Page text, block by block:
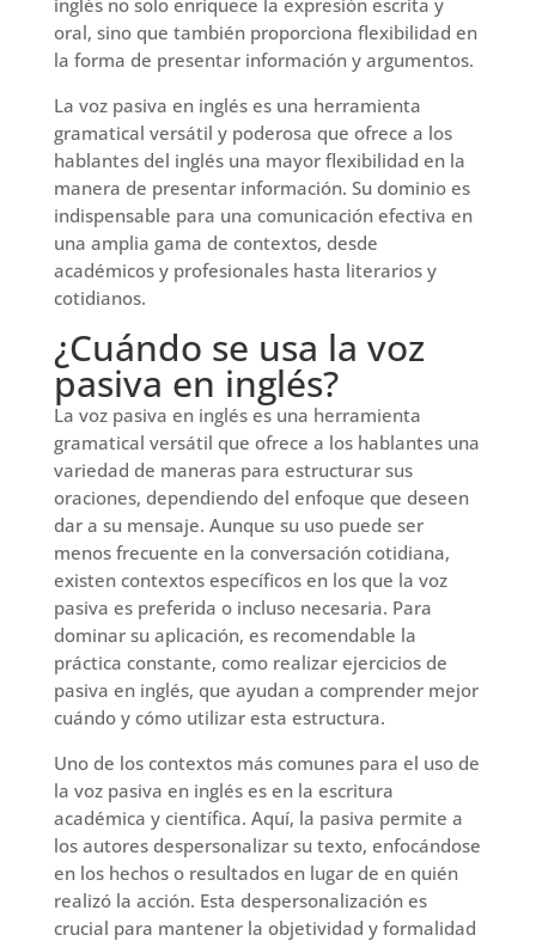
oral, sino que también proporciona flexibilidad en
la forma de presentar información y argumentos.
La voz pasiva en inglés es una herramienta
gramatical versátil y poderosa que ofrece a los
hablantes del inglés una mayor flexibilidad en la
manera de presentar información. Su dominio es
indispensable para una comunicación efectiva en
una amplia gama de contextos, desde
académicos y profesionales hasta literarios y
cotidianos.
¿Cuándo se usa la voz
pasiva en inglés?
La voz pasiva en inglés es una herramienta
gramatical versátil que ofrece a los hablantes una
variedad de maneras para estructurar sus
oraciones, dependiendo del enfoque que deseen
dar a su mensaje. Aunque su uso puede ser
menos frecuente en la conversación cotidiana,
existen contextos específicos en los que la voz
pasiva es preferida o incluso necesaria. Para
dominar su aplicación, es recomendable la
práctica constante, como realizar ejercicios de
pasiva en inglés, que ayudan a comprender mejor
cuándo y cómo utilizar esta estructura.
Uno de los contextos más comunes para el uso de
la voz pasiva en inglés es en la escritura
académica y científica. Aquí, la pasiva permite a
los autores despersonalizar su texto, enfocándose
en los hechos o resultados en lugar de en quién
realizó la acción. Esta despersonalización es
crucial para mantener la objetividad y formalidad